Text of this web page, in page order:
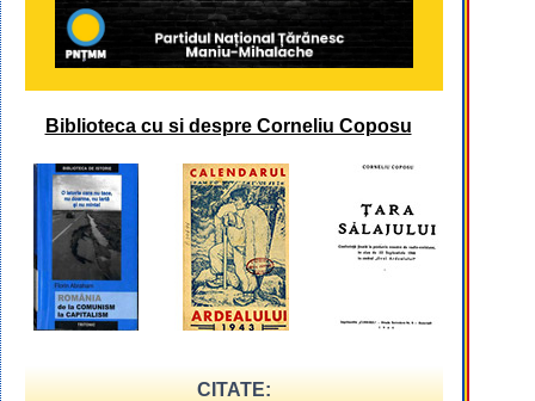
Biblioteca cu si despre Corneliu Coposu
CITATE: